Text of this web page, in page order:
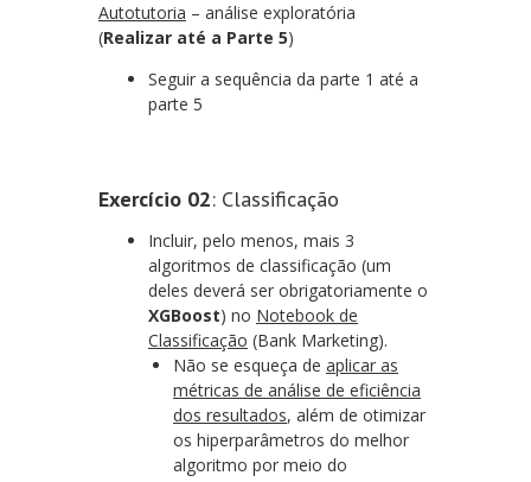
Autotutoria – análise exploratória
(Realizar até a Parte 5)
Seguir a sequência da parte 1 até a
parte 5
Exercício 02: Classificação
Incluir, pelo menos, mais 3
algoritmos de classificação (um
deles deverá ser obrigatoriamente o
XGBoost) no Notebook de
Classificação (Bank Marketing).
Não se esqueça de aplicar as
métricas de análise de eficiência
dos resultados, além de otimizar
os hiperparâmetros do melhor
algoritmo por meio do